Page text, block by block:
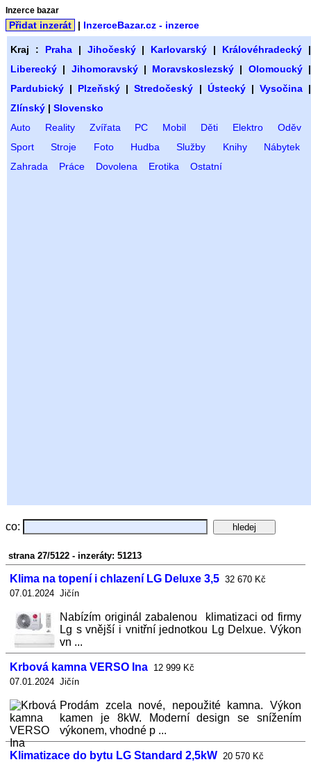
Inzerce bazar
Přidat inzerát | InzerceBazar.cz - inzerce
Kraj : Praha| Jihočeský| Karlovarský | Královéhradecký |
Liberecký | Jihomoravský| Moravskoslezský | Olomoucký|
Pardubický | Plzeňský |Stredočeský | Ústecký| Vysočina|
Zlínský | Slovensko
Auto
Reality Zvířata PC Mobil Děti Elektro
Oděv
Sport
Stroje Foto Hudba Služby Knihy
Nábytek
Zahrada
Práce Dovolena Erotika Ostatní
co:
strana 27/5122 - inzeráty: 51213
Klima na topení i chlazení LG Deluxe 3,5 32 670 Kč
07.01.2024 Jičín
Nabízím originál zabalenou klimatizaci od firmy
Lg s vnější i vnitřní jednotkou Lg Delxue. Výkon
vn ...
Krbová kamna VERSO Ina 12 999 Kč
07.01.2024 Jičín
Prodám zcela nové, nepoužité kamna. Výkon
kamen je 8kW. Moderní design se snížením
výkonem, vhodné p ...
Klimatizace do bytu LG Standard 2,5kW 20 570 Kč